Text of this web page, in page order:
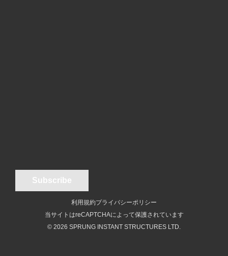
利用規約プライバシーポリシー
当サイトはreCAPTCHAによって保護されています
© 2026 SPRUNG INSTANT STRUCTURES LTD.